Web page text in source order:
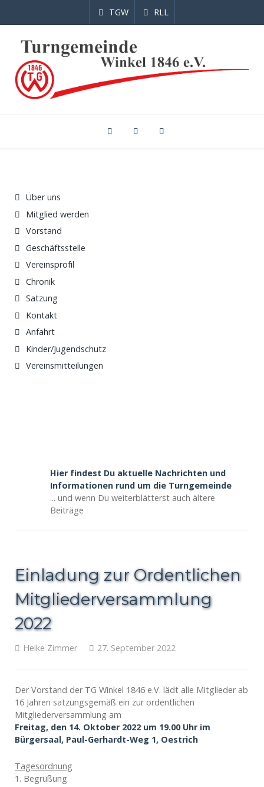
TGW RLL
Über uns
Mitglied werden
Vorstand
Geschäftsstelle
Vereinsprofil
Chronik
Satzung
Kontakt
Anfahrt
Kinder/Jugendschutz
Vereinsmitteilungen
Hier findest Du aktuelle Nachrichten und
Informationen rund um die Turngemeinde
... und wenn Du weiterblätterst auch ältere
Beiträge
Einladung zur Ordentlichen
Mitgliederversammlung
2022
Heike Zimmer 27. September 2022
Der Vorstand der TG Winkel 1846 e.V. lädt alle Mitglieder ab
16 Jahren satzungsgemäß ein zur ordentlichen
Mitgliederversammlung am
Freitag, den 14. Oktober 2022 um 19.00 Uhr im
Bürgersaal, Paul-Gerhardt-Weg 1, Oestrich
Tagesordnung
1. Begrüßung